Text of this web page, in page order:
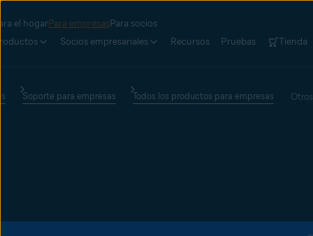
el hogarPara empresasPara socios
Socios empresariales Recursos Pruebas Tienda
Soporte para empresas Todos los productos para empresas